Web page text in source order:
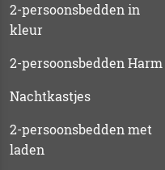
2-persoonsbedden in
kleur
2-persoonsbedden Harm
Nachtkastjes
2-persoonsbedden met
laden